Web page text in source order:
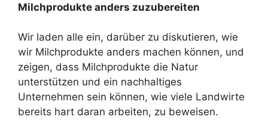
Milchprodukte anders zuzubereiten
Wir laden alle ein, darüber zu diskutieren, wie
wir Milchprodukte anders machen können, und
zeigen, dass Milchprodukte die Natur
unterstützen und ein nachhaltiges
Unternehmen sein können, wie viele Landwirte
bereits hart daran arbeiten, zu beweisen.